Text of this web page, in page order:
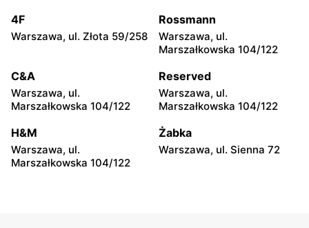
5.10.15 5.10.15
Radom, ul. Andrzeja Struga
5.10.15
Ryki, ul. Rynek Stary 1/5
5.10.15
Głowno, ul. Władysława
5.10.15
Dęblin, ul. Rynek 30
5.10.15
4F
Warszawa, ul. Złota 59/258
Rossmann
Warszawa, ul.
Marszałkowska 104/122
C&A
Warszawa, ul.
Marszałkowska 104/122
Reserved
Warszawa, ul.
Marszałkowska 104/122
H&M
Warszawa, ul.
Marszałkowska 104/122
Żabka
Warszawa, ul. Sienna 72